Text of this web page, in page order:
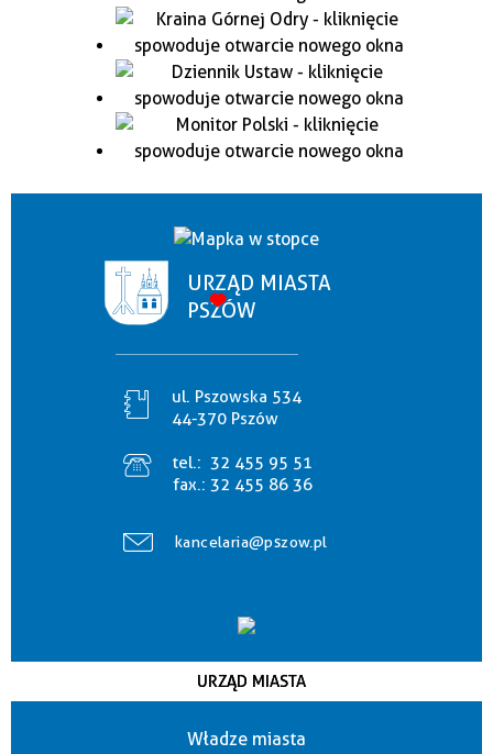
URZĄD MIASTA
PSZÓW
ul. Pszowska 534
44-370 Pszów
tel.: 32 455 95 51
fax.: 32 455 86 36
kancelaria@pszow.pl
URZĄD MIASTA
Władze miasta